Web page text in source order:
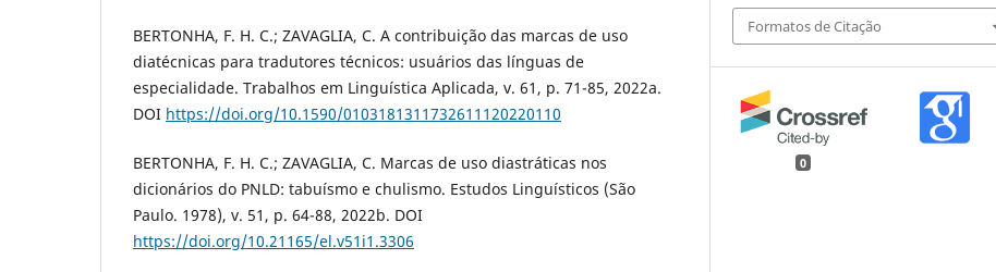
BERTONHA, F. H. C.; ZAVAGLIA, C. A contribuição das marcas de uso
diatécnicas para tradutores técnicos: usuários das línguas de
especialidade. Trabalhos em Linguística Aplicada, v. 61, p. 71-85, 2022a.
DOI https://doi.org/10.1590/0103181311732611120220110
BERTONHA, F. H. C.; ZAVAGLIA, C. Marcas de uso diastráticas nos
dicionários do PNLD: tabuísmo e chulismo. Estudos Linguísticos (São
Paulo. 1978), v. 51, p. 64-88, 2022b. DOI
https://doi.org/10.21165/el.v51i1.3306
Formatos de Citação
0